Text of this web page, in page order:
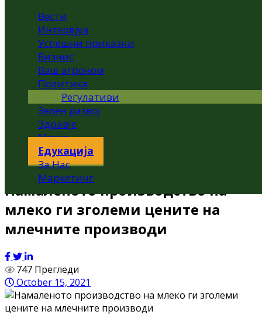
Вести
Интервјуа
Успешни приказни
Бизнис
Ваш агроном
Политика
Регулативи
Зелен развој
Здравје
Метео
Едукација
За Нас
Маркетинг
Намаленото производство на
млеко ги зголеми цените на
млечните производи
747 Прегледи
October 15, 2021